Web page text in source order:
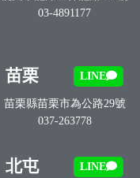
03-4891177
苗栗 LINE
苗栗縣苗栗市為公路29號
037-263778
北屯 LINE